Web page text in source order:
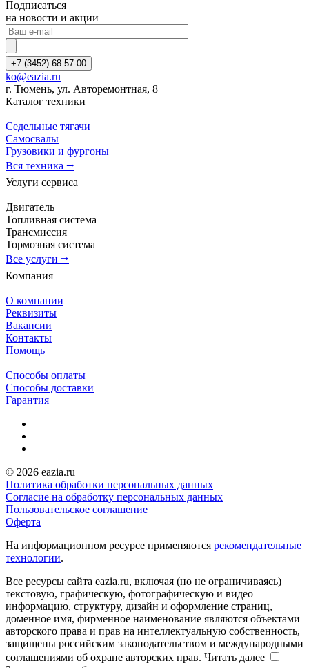
Подписаться
на новости и акции
+7 (3452) 68-57-00
ko@eazia.ru
г. Тюмень, ул. Авторемонтная, 8
Каталог техники
Седельные тягачи
Самосвалы
Грузовики и фургоны
Вся техника ⭢
Услуги сервиса
Двигатель
Топливная система
Трансмиссия
Тормозная система
Все услуги ⭢
Компания
О компании
Реквизиты
Вакансии
Контакты
Помощь
Способы оплаты
Способы доставки
Гарантия
© 2026 eazia.ru
Политика обработки персональных данных
Согласие на обработку персональных данных
Пользовательское соглашение
Оферта
На информационном ресурсе применяются рекомендательные
технологии.
Все ресурсы сайта eazia.ru, включая (но не ограничиваясь)
текстовую, графическую, фотографическую и видео
информацию, структуру, дизайн и оформление страниц,
доменное имя, фирменное наименование являются объектами
авторского права и прав на интеллектуальную собственность,
защищены российским законодательством и международными
соглашениями об охране авторских прав. Читать далее